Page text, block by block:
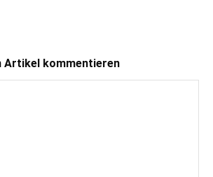
Artikel kommentieren